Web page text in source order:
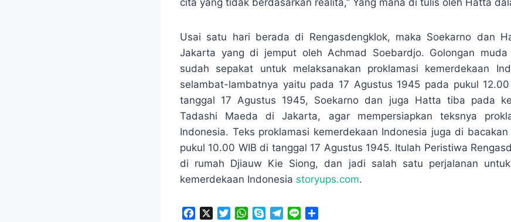
cita yang tidak berdasarkan realita,” Yang mana di tulis oleh Hatta
Usai satu hari berada di Rengasdengklok, maka Soekarno dan
Jakarta yang di jemput oleh Achmad Soebardjo. Golongan
sudah sepakat untuk melaksanakan proklamasi kemerdekaan
selambat-lambatnya yaitu pada 17 Agustus 1945 pada pukul
tanggal 17 Agustus 1945, Soekarno dan juga Hatta tiba pada
Tadashi Maeda di Jakarta, agar mempersiapkan teksnya
Indonesia. Teks proklamasi kemerdekaan Indonesia juga di
pukul 10.00 WIB di tanggal 17 Agustus 1945. Itulah Peristiwa
di rumah Djiauw Kie Siong, dan jadi salah satu perjalanan
kemerdekaan Indonesia storyups.com.
W